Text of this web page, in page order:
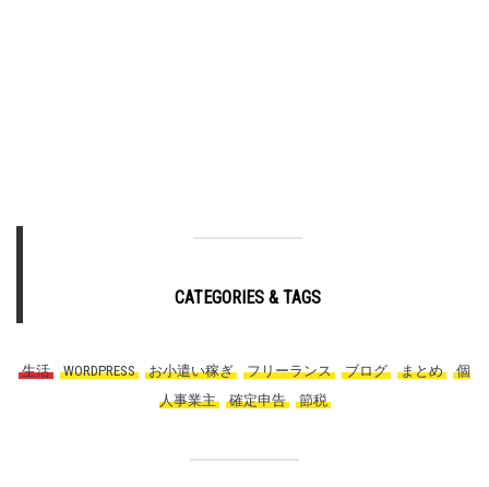
CATEGORIES & TAGS
生活 WORDPRESS お小遣い稼ぎ フリーランス ブログ まとめ
個
人事業主 , 確定申告 , 節税